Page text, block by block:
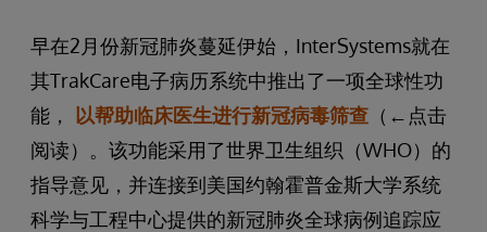
早在2月份新冠肺炎蔓延伊始，InterSystems就在
其TrakCare电子病历系统中推出了一项全球性功
能，
以帮助临床医生进行新冠病毒筛查 （←点击
阅读）。该功能采用了世界卫生组织（WHO）的
指导意见，并连接到美国约翰霍普金斯大学系统
科学与工程中心提供的新冠肺炎全球病例追踪应